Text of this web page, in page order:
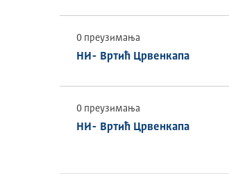
0 преузимања
НИ- Вртић Црвенкапа
0 преузимања
НИ- Вртић Црвенкапа